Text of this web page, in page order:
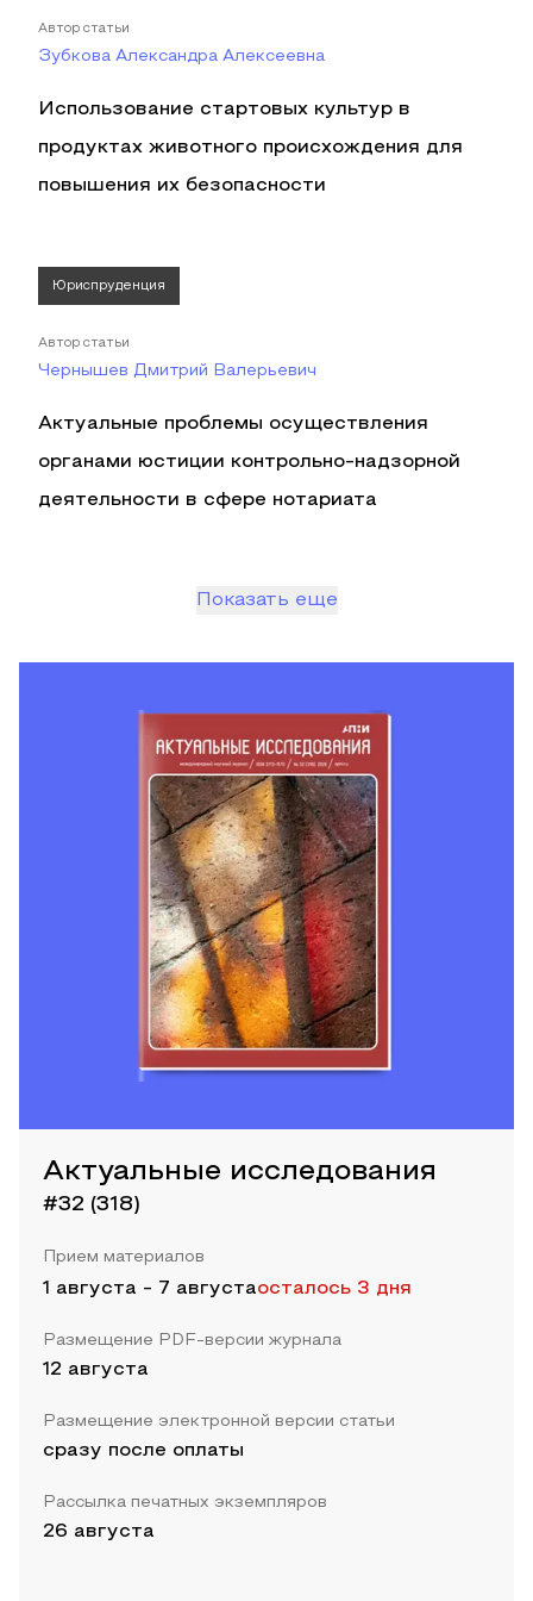
Автор статьи
Зубкова Александра Алексеевна
Использование стартовых культур в
продуктах животного происхождения для
повышения их безопасности
Юриспруденция
Автор статьи
Чернышев Дмитрий Валерьевич
Актуальные проблемы осуществления
органами юстиции контрольно-надзорной
деятельности в сфере нотариата
Показать еще
Актуальные исследования
#32 (318)
Прием материалов
1 августа - 7 августаосталось 3 дня
Размещение PDF-версии журнала
12 августа
Размещение электронной версии статьи
сразу после оплаты
Рассылка печатных экземпляров
26 августа